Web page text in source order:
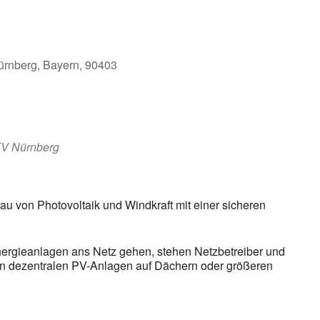
Bayern, 90403
Nürnberg
von Photovoltaik und Windkraft mit einer sicheren
ans Netz gehen, stehen Netzbetreiber und
PV-Anlagen auf Dächern oder größeren